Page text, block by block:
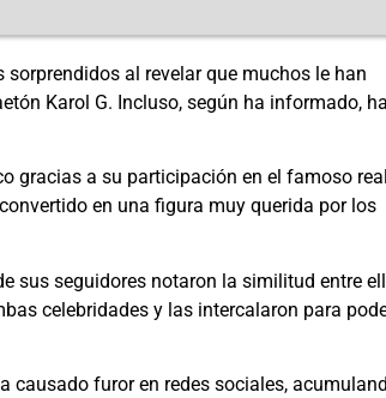
al revelar que muchos le han
Karol G. Incluso, según ha informado, ha
gracias a su participación en el famoso
en una figura muy querida por los
sus seguidores notaron la similitud entre
celebridades y las intercalaron para
causado furor en redes sociales,